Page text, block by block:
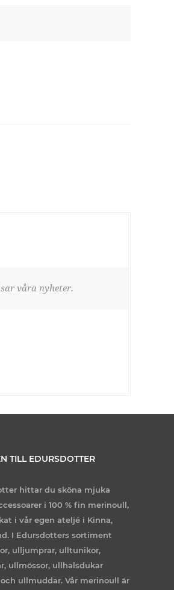
våra nyheter.
TILL EDURSDOTTER
hittar du sköna mjuka
i 100 % fin merinoull,
i vår egen ateljé i Kinna,
I Edursdotters sortiment
ulljumprar, ulltunikor,
ullmössor, ullhalsdukar
ullmuddar. Vår merinoull är